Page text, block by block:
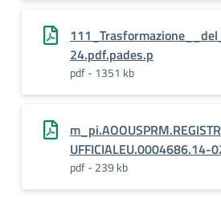
24.pdf.pades.p
pdf - 1351 kb
UFFICIALEU.0004686.14-
pdf - 239 kb